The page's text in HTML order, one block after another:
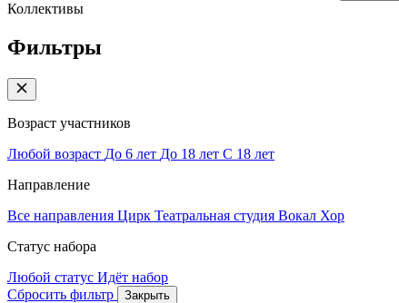
Коллективы
Фильтры
Закрыть фильтры
Возраст участников
Любой возраст До 6 лет До 18 лет С 18 лет
Направление
Все направления Цирк Театральная студия Вокал Хор
Статус набора
Любой статус Идёт набор
Сбросить фильтр
Закрыть